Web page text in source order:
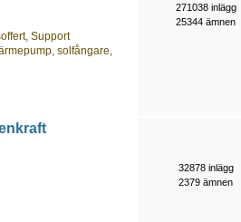
Support
solfångare,
271038 inlägg
25344 ämnen
32878 inlägg
2379 ämnen